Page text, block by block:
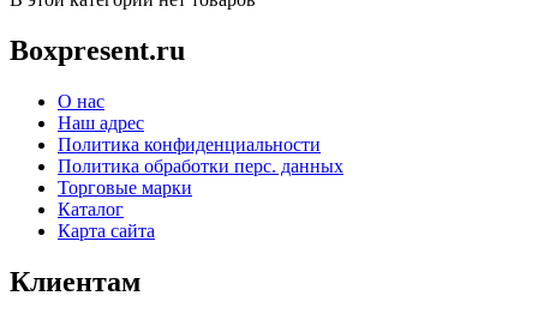
Boxpresent.ru
О нас
Наш адрес
Политика конфиденциальности
Политика обработки перс. данных
Торговые марки
Каталог
Карта сайта
Клиентам